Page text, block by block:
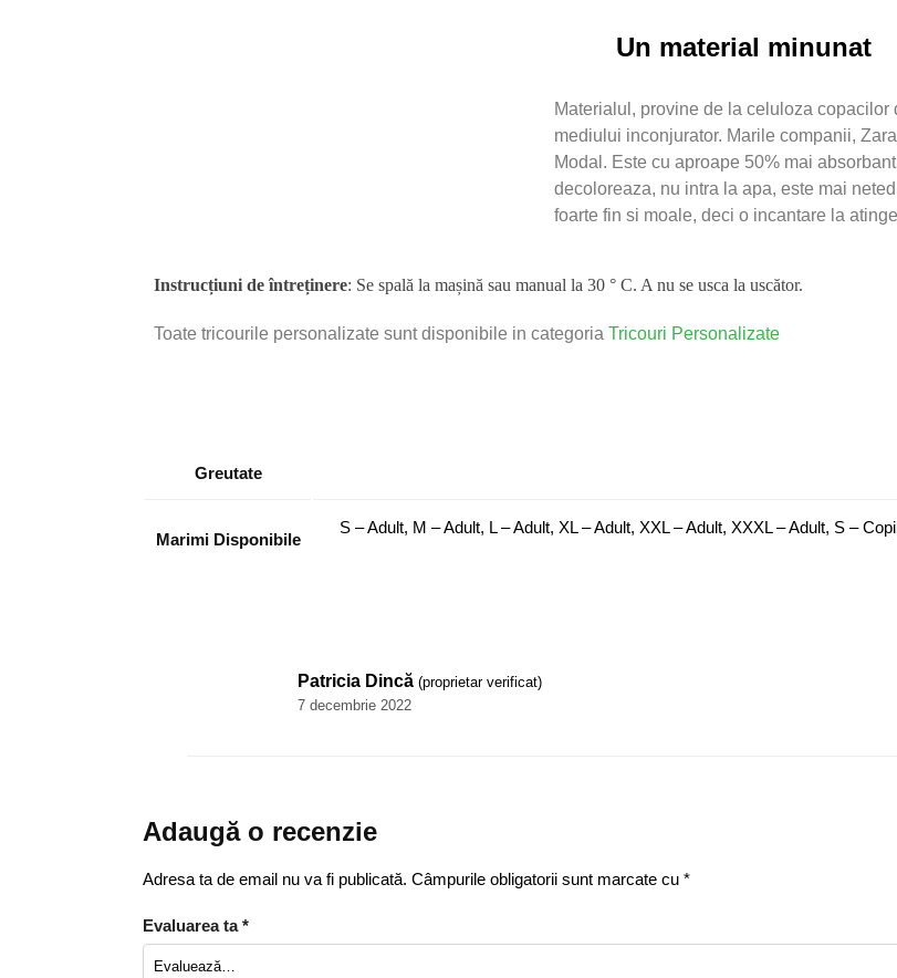
Un material minunat
Materialul, provine de la celuloza
mediului inconjurator. Marile companii,
Modal. Este cu aproape 50% mai
decoloreaza, nu intra la apa, este mai
foarte fin si moale, deci o incantare la
Instrucțiuni de întreținere: Se spală la mașină sau manual la 30 ° C. A nu se usca la uscător.
Toate tricourile personalizate sunt disponibile in categoria Tricouri Personalizate
Greutate
Marimi Disponibile
S – Adult, M – Adult, L – Adult, XL – Adult, XXL – Adult, XXXL – Adult, S –
Patricia Dincă (proprietar verificat)
7 decembrie 2022
Adaugă o recenzie
Adresa ta de email nu va fi publicată. Câmpurile obligatorii sunt marcate cu *
Evaluarea ta*